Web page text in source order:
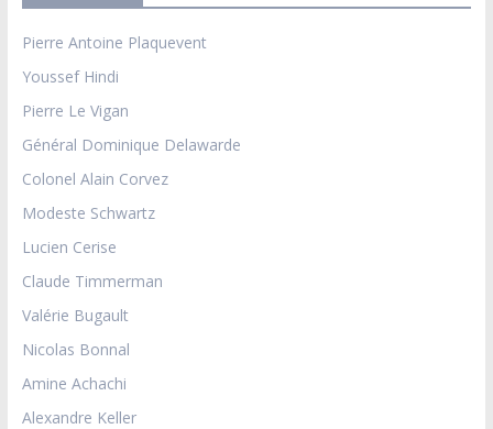
Pierre Antoine Plaquevent
Youssef Hindi
Pierre Le Vigan
Général Dominique Delawarde
Colonel Alain Corvez
Modeste Schwartz
Lucien Cerise
Claude Timmerman
Valérie Bugault
Nicolas Bonnal
Amine Achachi
Alexandre Keller